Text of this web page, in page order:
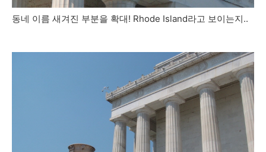
동네 이름 새겨진 부분을 확대! Rhode Island라고 보이는지..